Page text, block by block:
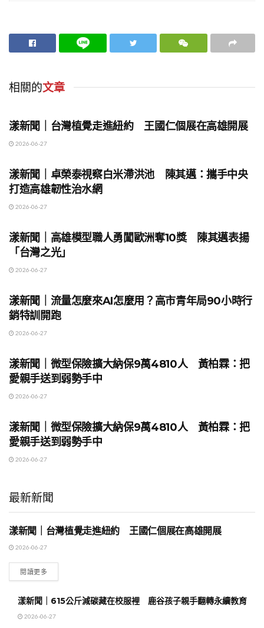
相關的文章
漾新聞｜台灣植覺走進紐約 王國仁個展在高雄開展
2026-06-27
漾新聞｜卓榮泰視察白米滯洪池 陳其邁：攜手中央
打造高雄韌性治水網
2026-06-27
漾新聞｜高雄模型職人勇闖歐洲奪10獎 陳其邁表揚
「台灣之光」
2026-06-27
漾新聞｜流量怎麼來AI怎麼用？高市青年局90小時行
銷特訓開跑
2026-06-27
漾新聞｜微型保險擴大納保9萬4810人 黃柏霖：把
愛親手送到弱勢手中
2026-06-27
漾新聞｜微型保險擴大納保9萬4810人 黃柏霖：把
愛親手送到弱勢手中
2026-06-27
最新新聞
地方時事
漾新聞｜台灣植覺走進紐約 王國仁個展在高雄開展
2026-06-27
閱讀更多
漾新聞｜615公斤減碳藏在校服裡 鹿谷孩子親手翻轉永續教育
2026-06-27